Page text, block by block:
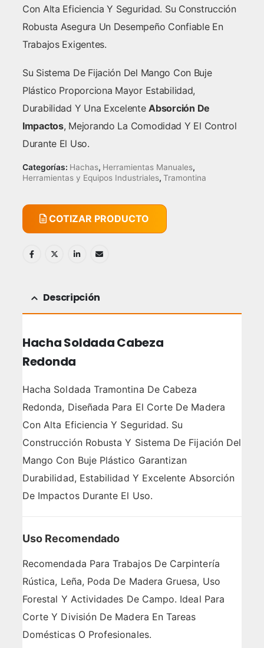
Con Alta Eficiencia Y Seguridad. Su Construcción
Robusta Asegura Un Desempeño Confiable En
Trabajos Exigentes.
Su Sistema De Fijación Del Mango Con Buje
Plástico Proporciona Mayor Estabilidad,
Durabilidad Y Una ExcelenteAbsorción De
Impactos, Mejorando La Comodidad Y El Control
Durante El Uso.
Categorías: Hachas, Herramientas Manuales,
Herramientas y Equipos Industriales, Tramontina
COTIZAR PRODUCTO
Descripción
Hacha Soldada Cabeza
Redonda
Hacha Soldada Tramontina De Cabeza
Redonda, Diseñada Para El Corte De Madera
Con Alta Eficiencia Y Seguridad. Su
Construcción Robusta Y Sistema De Fijación Del
Mango Con Buje Plástico Garantizan
Durabilidad, Estabilidad Y Excelente Absorción
De Impactos Durante El Uso.
Uso Recomendado
Recomendada Para Trabajos De Carpintería
Rústica, Leña, Poda De Madera Gruesa, Uso
Forestal Y Actividades De Campo. Ideal Para
Corte Y División De Madera En Tareas
Domésticas O Profesionales.